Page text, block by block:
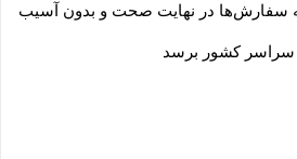
سفارش‏‌ها در نهایت صحت و بدون آسیب
سراسر کشور برسد